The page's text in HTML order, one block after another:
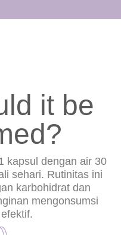
it be
kapsul dengan air 30
sehari. Rutinitas ini
karbohidrat dan
mengonsumsi